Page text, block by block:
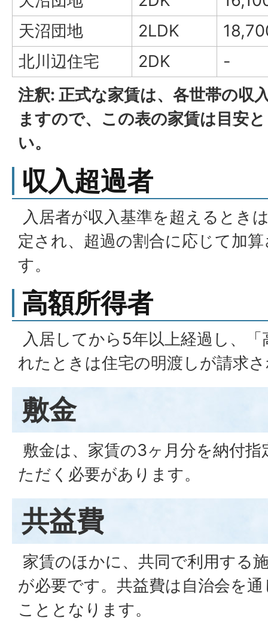
天沼団地
2LDK
北川辺住宅
2DK
-
注釈: 正式な家賃は、各世帯の収
ますので、この表の家賃は目安
い。
収入超過者
入居者が収入基準を超えるとき
定され、超過の割合に応じて加
す。
高額所得者
入居してから5年以上経過し、
れたときは住宅の明渡しが請求
敷金
敷金は、家賃の3ヶ月分を納付
ただく必要があります。
共益費
家賃のほかに、共同で利用する
が必要です。共益費は自治会を
こととなります。